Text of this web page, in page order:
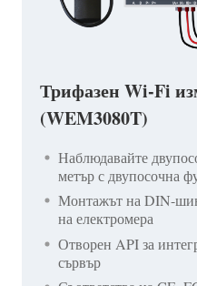
Трифазен Wi-Fi
(WEM3080T)
Наблюдавайте
метър с двупосочна
Монтажът на DIN-
на електромера
Отворен API за
сървър